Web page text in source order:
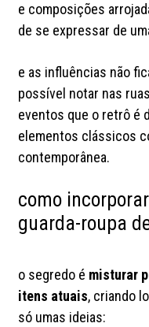
e composições
de se expressar de
e as influências não
possível notar nas
eventos que o retrô é
elementos clássicos
contemporânea.
como
guarda-roupa
o segredo é misturar
itens atuais, criando
só umas ideias: